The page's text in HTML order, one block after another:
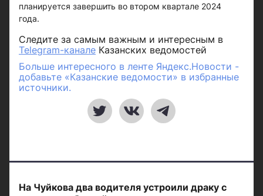
планируется завершить во втором квартале 2024
года.
Следите за самым важным и интересным в
Telegram-канале Казанских ведомостей
Больше интересного в ленте Яндекс.Новости -
добавьте «Казанские ведомости» в избранные
источники.
На Чуйкова два водителя устроили драку с